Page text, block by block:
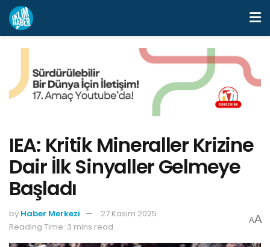
IEA: Kritik Mineraller Krizine
Dair İlk Sinyaller Gelmeye
Başladı
by Haber Merkezi
27 Kasım 2025
Reading Time: 3 mins read
AA